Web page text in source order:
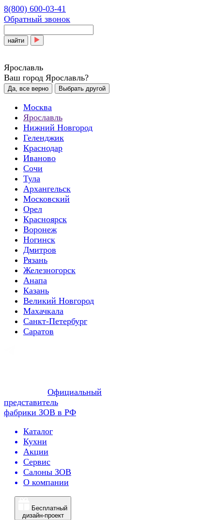
8(800) 600-03-41
Обратный звонок
найти
Ярославль
Ваш город Ярославль?
Да, все верно Выбрать другой
Москва
Ярославль
Нижний Новгород
Геленджик
Краснодар
Иваново
Сочи
Тула
Архангельск
Московский
Орел
Красноярск
Воронеж
Ногинск
Дмитров
Рязань
Железногорск
Анапа
Казань
Великий Новгород
Махачкала
Санкт-Петербург
Саратов
Официальный
представитель
фабрики ЗОВ в РФ
Каталог
Кухни
Акции
Сервис
Салоны ЗОВ
О компании
Бесплатный
дизайн-проект